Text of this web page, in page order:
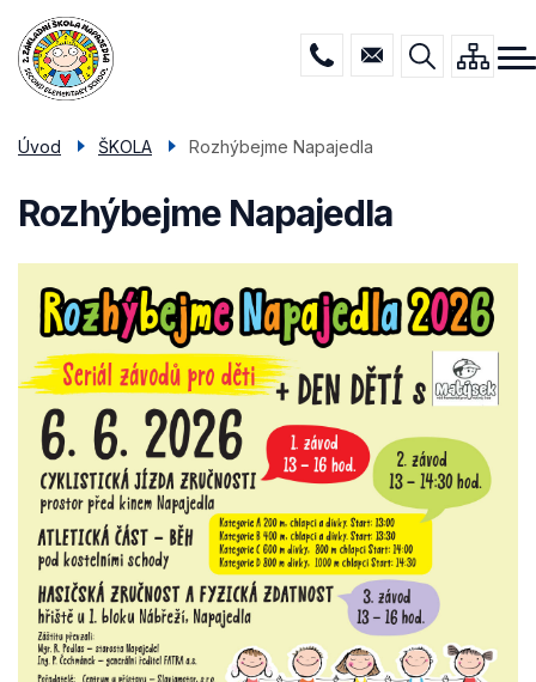
Přejít
hlavnímu
obsahu
Menu
navigace
ŠKOLA
DRUŽINA
POVINNÉ INFO
Úvod ŠKOLA Rozhýbejme Napajedla
Rozhýbejme Napajedla